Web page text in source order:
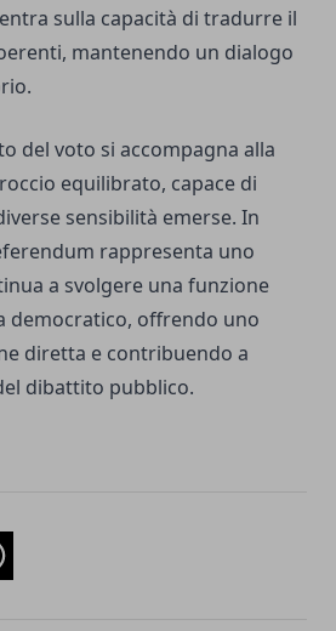
sulla capacità di tradurre il
mantenendo un dialogo
del voto si accompagna alla
equilibrato, capace di
sensibilità emerse. In
rappresenta uno
a svolgere una funzione
democratico, offrendo uno
diretta e contribuendo a
dibattito pubblico.